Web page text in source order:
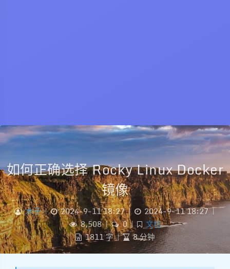
如何正确选择 Rocky Linux Docker
镜像
木子 | 2024-9-11 18:27 | 2024-9-11 18:27 |
8,508 | 0 |
文档
1811 字 | 8 分钟